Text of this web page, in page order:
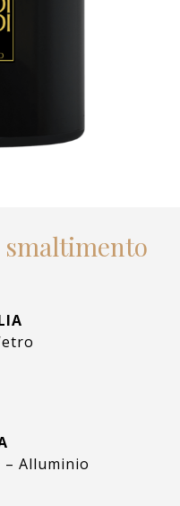
– Alluminio